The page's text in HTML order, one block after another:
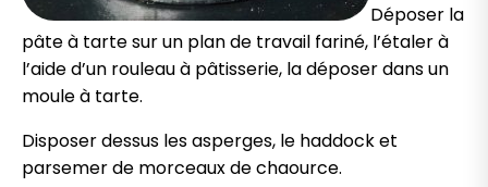
Déposer la
pâte à tarte sur un plan de travail fariné, l’étaler à
l’aide d’un rouleau à pâtisserie, la déposer dans un
moule à tarte.
Disposer dessus les asperges, le haddock et
parsemer de morceaux de chaource.